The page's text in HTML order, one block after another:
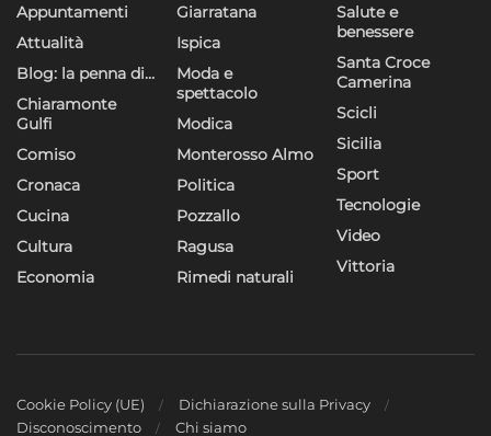
Appuntamenti
Attualità
Blog: la penna di…
Chiaramonte
Gulfi
Comiso
Cronaca
Cucina
Cultura
Economia
Giarratana
Ispica
Moda e
spettacolo
Modica
Monterosso Almo
Politica
Pozzallo
Ragusa
Rimedi naturali
Salute e
benessere
Santa Croce
Camerina
Scicli
Sicilia
Sport
Tecnologie
Video
Vittoria
Cookie Policy (UE)
Dichiarazione sulla Privacy
Disconoscimento
Chi siamo